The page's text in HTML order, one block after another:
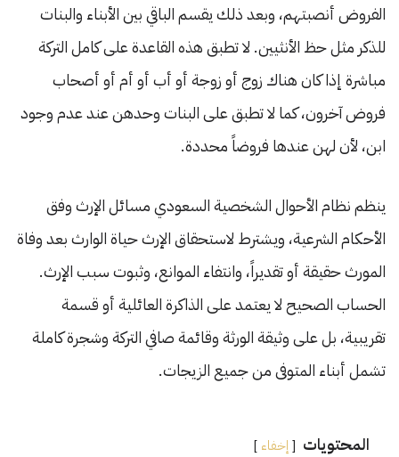
الفروض أنصبتهم، وبعد ذلك يقسم الباقي بين الأبناء والبنات
للذكر مثل حظ الأنثيين. لا تطبق هذه القاعدة على كامل التركة
مباشرة إذا كان هناك زوج أو زوجة أو أب أو أم أو أصحاب
فروض آخرون، كما لا تطبق على البنات وحدهن عند عدم وجود
ابن، لأن لهن عندها فروضاً محددة.
ينظم نظام الأحوال الشخصية السعودي مسائل الإرث وفق
الأحكام الشرعية، ويشترط لاستحقاق الإرث حياة الوارث بعد وفاة
المورث حقيقة أو تقديراً، وانتفاء الموانع، وثبوت سبب الإرث.
الحساب الصحيح لا يعتمد على الذاكرة العائلية أو قسمة
تقريبية، بل على وثيقة الورثة وقائمة صافي التركة وشجرة كاملة
تشمل أبناء المتوفى من جميع الزيجات.
المحتويات إخفاء